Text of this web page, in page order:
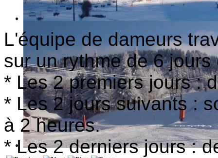
L'équipe de dameurs
sur un rythme de 6
* Les 2 premiers jours :
* Les 2 jours suivants :
à 2 heures.
* Les 2 derniers jours :